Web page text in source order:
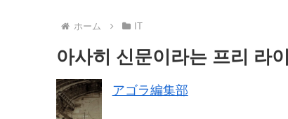
ホーム IT
아사히 신문이라는 프리 라
アゴラ編集部